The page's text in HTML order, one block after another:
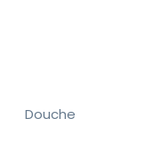
Douche